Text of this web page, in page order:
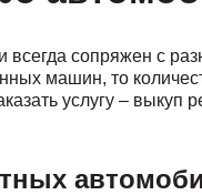
всегда сопряжен с
машин, то
услугу – выкуп